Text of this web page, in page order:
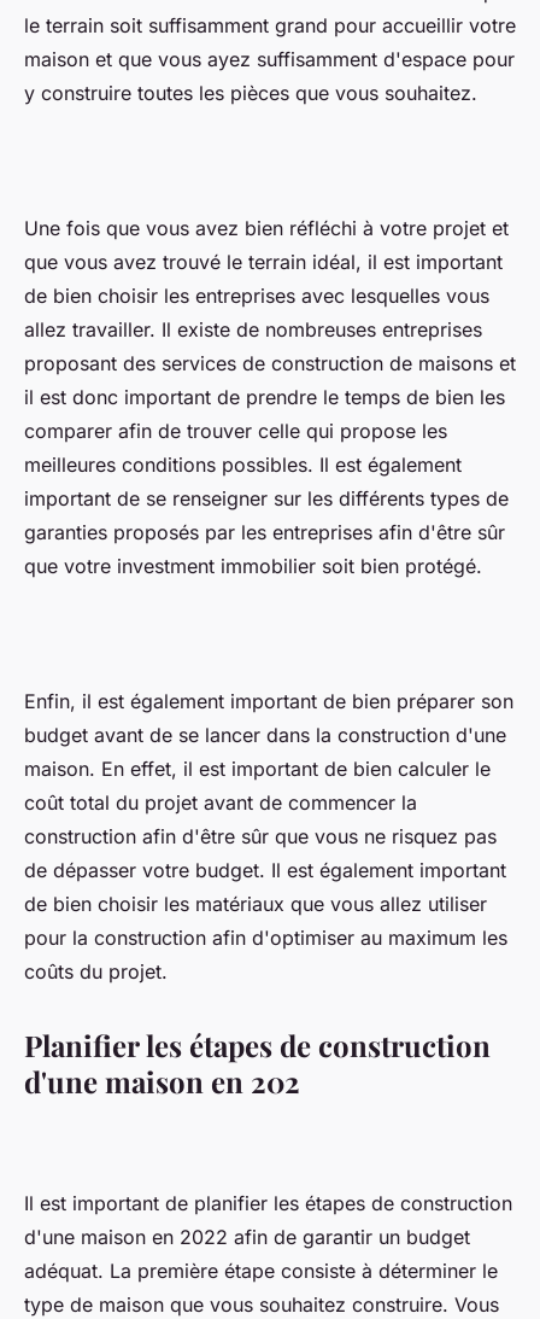
le terrain soit suffisamment grand pour accueillir votre
maison et que vous ayez suffisamment d'espace pour
y construire toutes les pièces que vous souhaitez.
Une fois que vous avez bien réfléchi à votre projet et
que vous avez trouvé le terrain idéal, il est important
de bien choisir les entreprises avec lesquelles vous
allez travailler. Il existe de nombreuses entreprises
proposant des services de construction de maisons et
il est donc important de prendre le temps de bien les
comparer afin de trouver celle qui propose les
meilleures conditions possibles. Il est également
important de se renseigner sur les différents types de
garanties proposés par les entreprises afin d'être sûr
que votre investment immobilier soit bien protégé.
Enfin, il est également important de bien préparer son
budget avant de se lancer dans la construction d'une
maison. En effet, il est important de bien calculer le
coût total du projet avant de commencer la
construction afin d'être sûr que vous ne risquez pas
de dépasser votre budget. Il est également important
de bien choisir les matériaux que vous allez utiliser
pour la construction afin d'optimiser au maximum les
coûts du projet.
Planifier les étapes de construction
d'une maison en 202
Il est important de planifier les étapes de construction
d'une maison en 2022 afin de garantir un budget
adéquat. La première étape consiste à déterminer le
type de maison que vous souhaitez construire. Vous